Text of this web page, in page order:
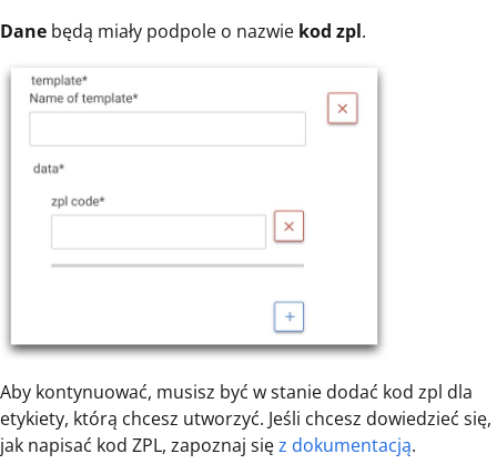
Dane będą miały podpole o nazwie kod zpl.
Aby kontynuować, musisz być w stanie dodać kod zpl dla
etykiety, którą chcesz utworzyć. Jeśli chcesz dowiedzieć się,
jak napisać kod ZPL, zapoznaj sięz dokumentacją.